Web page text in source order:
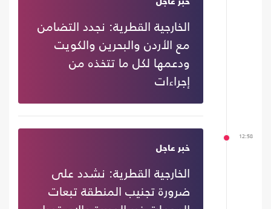
الخارجية القطرية: نجدد التضامن
مع الأردن والبحرين والكويت
ودعمها لكل ما تتخذه من
إجراءات
12:58
خبر عاجل
الخارجية القطرية: نشدد على
ضرورة تجنيب المنطقة تبعات